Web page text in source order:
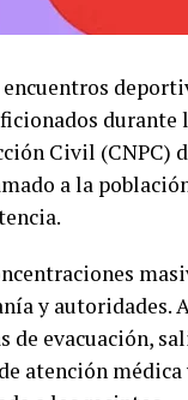
durante
Civil (CNPC)
a la
y autoridades.
evacuación,
atención